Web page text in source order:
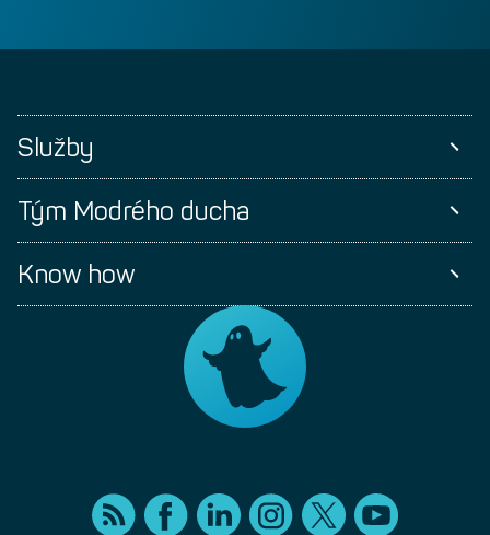
Služby
Tým Modrého ducha
Know how